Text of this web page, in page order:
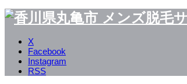
X
Facebook
Instagram
RSS